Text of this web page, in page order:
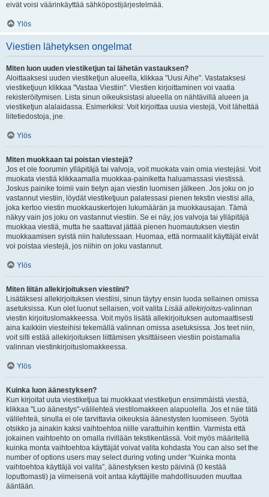
eivät voisi väärinkäyttää sähköpostijärjestelmää.
Ylös
Viestien lähetyksen ongelmat
Miten luon uuden viestiketjun tai lähetän vastauksen?
Aloittaaksesi uuden viestiketjun alueella, klikkaa "Uusi Aihe". Vastataksesi
viestiketjuun klikkaa "Vastaa Viestiin". Viestien kirjoittaminen voi vaatia
rekisteröitymisen. Lista sinun oikeuksistasi alueella on nähtävillä alueen ja
viestiketjun alalaidassa. Esimerkiksi: Voit kirjoittaa uusia viestejä, Voit lähettää
liitetiedostoja, jne.
Ylös
Miten muokkaan tai poistan viestejä?
Jos et ole foorumin ylläpitäjä tai valvoja, voit muokata vain omia viestejäsi. Voit
muokata viestiä klikkaamalla muokkaa-painiketta haluamassasi viestissä.
Joskus painike toimii vain tietyn ajan viestin luomisen jälkeen. Jos joku on jo
vastannut viestiin, löydät viestiketjuun palatessasi pienen tekstin viestisi alla,
joka kertoo viestin muokkauskertojen lukumäärän ja muokkausajan. Tämä
näkyy vain jos joku on vastannut viestiin. Se ei näy, jos valvoja tai ylläpitäjä
muokkaa viestiä, mutta he saattavat jättää pienen huomautuksen viestin
muokkaamisen syistä niin halutessaan. Huomaa, että normaalit käyttäjät eivät
voi poistaa viestejä, jos niihin on joku vastannut.
Ylös
Miten liitän allekirjoituksen viestiini?
Lisätäksesi allekirjoituksen viestiisi, sinun täytyy ensin luoda sellainen omissa
asetuksissa. Kun olet luonut sellaisen, voit valita Lisää allekirjoitus-valinnan
viestin kirjoituslomakkeessa. Voit myös lisätä allekirjoituksen automaattisesti
aina kaikkiin viesteihisi tekemällä valinnan omissa asetuksissa. Jos teet niin,
voit silti estää allekirjoituksen liittämisen yksittäiseen viestiin poistamalla
valinnan viestinkirjoituslomakkeessa.
Ylös
Kuinka luon äänestyksen?
Kun kirjoitat uuta viestiketjua tai muokkaat viestiketjun ensimmäistä viestiä,
klikkaa "Luo äänestys"-välilehteä viestilomakkeen alapuolella. Jos et näe tätä
välilehteä, sinulla ei ole tarvittavia oikeuksia äänestysten luomiseen. Syötä
otsikko ja ainakin kaksi vaihtoehtoa niille varattuihin kenttiin. Varmista että
jokainen vaihtoehto on omalla rivillään tekstikentässä. Voit myös määritellä
kuinka monta vaihtoehtoa käyttäjät voivat valita kohdasta You can also set the
number of options users may select during voting under “Kuinka monta
vaihtoehtoa käyttäjä voi valita”, äänestyksen kesto päivinä (0 kestää
loputtomasti) ja viimeisenä voit antaa käyttäjille mahdollisuuden muuttaa
ääntään.